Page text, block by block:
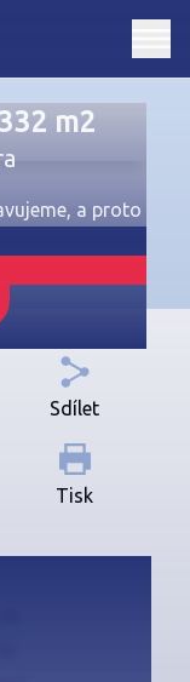
m2
a proto
Sdílet
Tisk